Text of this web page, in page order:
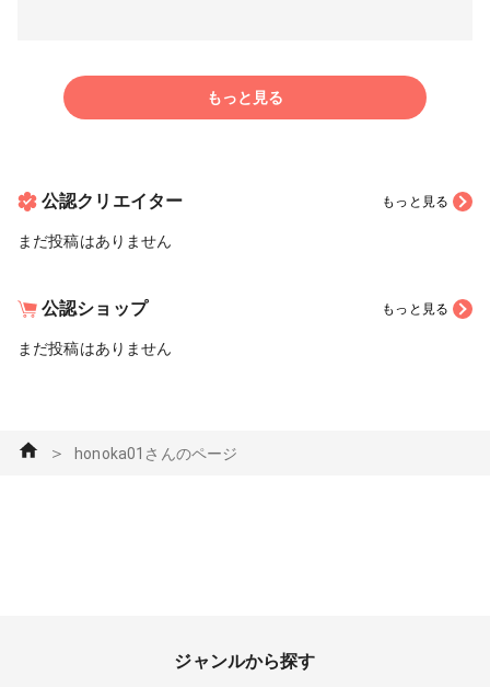
もっと見る
公認クリエイター もっと見る
まだ投稿はありません
公認ショップ もっと見る
まだ投稿はありません
＞ honoka01さんのページ
ジャンルから探す